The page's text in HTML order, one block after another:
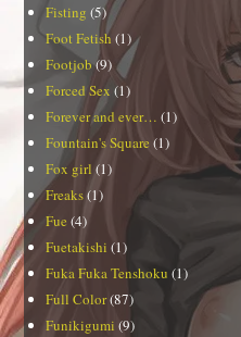
Fisting (5)
Foot Fetish (1)
Footjob(9)
Forced Sex (1)
Forever and ever… (1)
Fountain's Square (1)
Fox girl(1)
Freaks(1)
Fue (4)
Fuetakishi (1)
Fuka Fuka Tenshoku (1)
Full Color(87)
Funikigumi (9)